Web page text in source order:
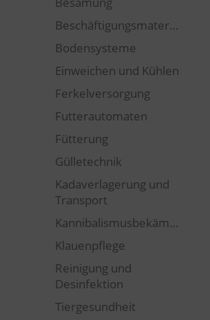
Beschäftigungsmaterial
Bodensysteme
Einweichen und Kühlen
Ferkelversorgung
Futterautomaten
Fütterung
Gülletechnik
Kadaverlagerung und
Transport
Kannibalismusbekämpfung
Klauenpflege
Reinigung und
Desinfektion
Tiergesundheit